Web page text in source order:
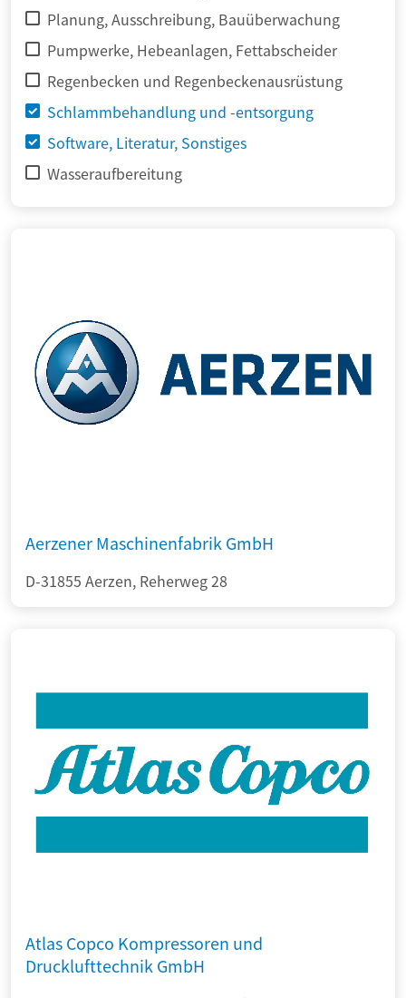
Planung, Ausschreibung, Bauüberwachung
Pumpwerke, Hebeanlagen, Fettabscheider
Regenbecken und Regenbeckenausrüstung
Schlammbehandlung und -entsorgung
Software, Literatur, Sonstiges
Wasseraufbereitung
Aerzener Maschinenfabrik GmbH
D-31855 Aerzen, Reherweg 28
Atlas Copco Kompressoren und
Drucklufttechnik GmbH